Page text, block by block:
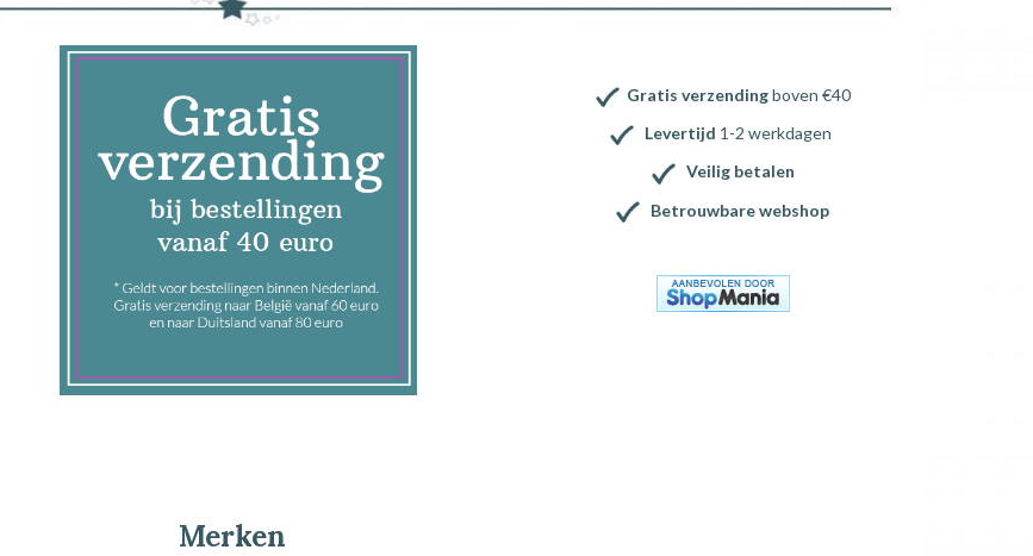
Gratis verzendingboven €40
Levertijd 1-2 werkdagen
Veilig betalen
Betrouwbare webshop
Merken